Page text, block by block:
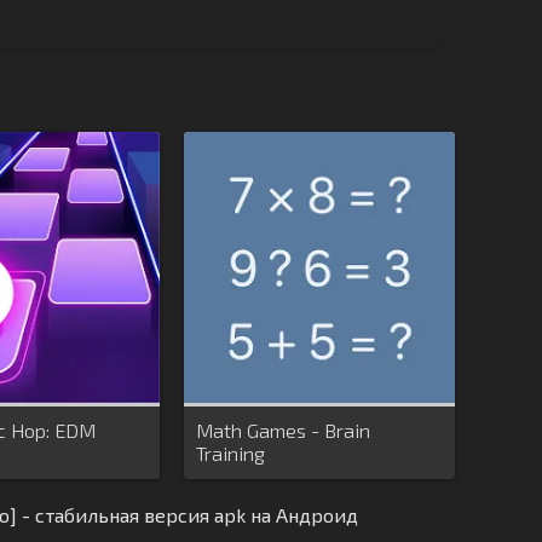
Hop: EDM
Math Games - Brain
Training
- стабильная версия apk на Андроид